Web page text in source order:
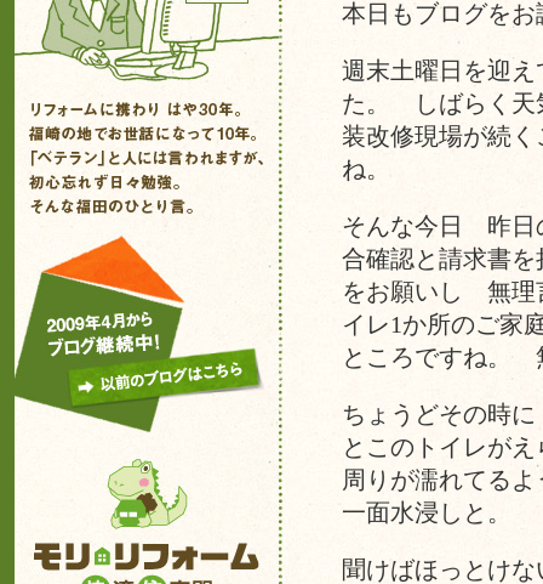
本日もブログを
週末土曜日を迎
た。 しばらく天
装改修現場が続
ね。
そんな今日 昨日
合確認と請求書
をお願いし 無理
イレ1か所のご
ところですね。
ちょうどその時
とこのトイレが
周りが濡れてる
一面水浸しと。
聞けばほっとけ